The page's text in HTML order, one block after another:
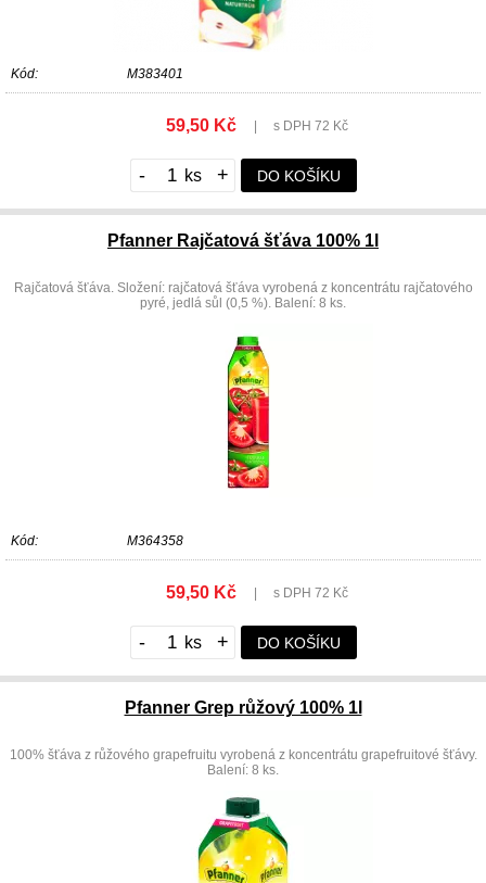
Kód: M383401
59,50 Kč s DPH 72 Kč
- + DO KOŠÍKU
Pfanner Rajčatová šťáva 100% 1l
Rajčatová šťáva. Složení: rajčatová šťáva vyrobená z koncentrátu rajčatového
pyré, jedlá sůl (0,5 %). Balení: 8 ks.
Kód: M364358
59,50 Kč s DPH 72 Kč
- + DO KOŠÍKU
Pfanner Grep růžový 100% 1l
100% šťáva z růžového grapefruitu vyrobená z koncentrátu grapefruitové šťávy.
Balení: 8 ks.